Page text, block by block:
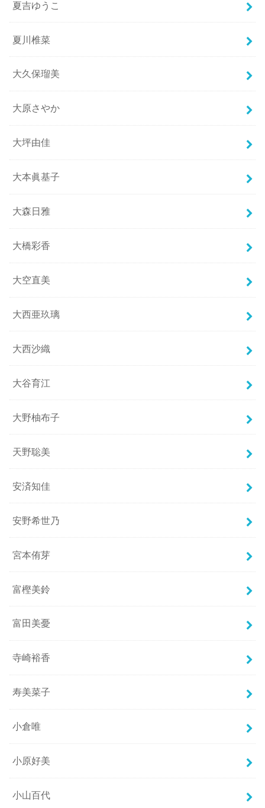
夏吉ゆうこ
夏川椎菜
大久保瑠美
大原さやか
大坪由佳
大本眞基子
大森日雅
大橋彩香
大空直美
大西亜玖璃
大西沙織
大谷育江
大野柚布子
天野聡美
安済知佳
安野希世乃
宮本侑芽
富樫美鈴
富田美憂
寺崎裕香
寿美菜子
小倉唯
小原好美
小山百代